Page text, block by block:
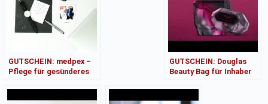
GUTSCHEIN: medpex –
Pflege für gesünderes
GUTSCHEIN: Douglas
Beauty Bag für Inhaber